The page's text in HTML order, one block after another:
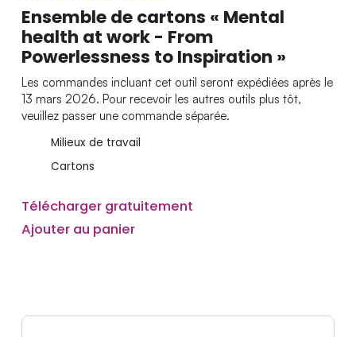
Ensemble de cartons « Mental
health at work - From
Powerlessness to Inspiration »
Les commandes incluant cet outil seront expédiées après le
13 mars 2026. Pour recevoir les autres outils plus tôt,
veuillez passer une commande séparée.
Milieux de travail
Cartons
Télécharger gratuitement
Ajouter au panier